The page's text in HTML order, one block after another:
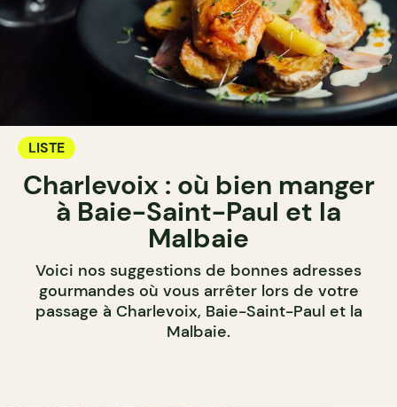
LISTE
Charlevoix : où bien manger
à Baie-Saint-Paul et la
Malbaie
Voici nos suggestions de bonnes adresses
gourmandes où vous arrêter lors de votre
passage à Charlevoix, Baie-Saint-Paul et la
Malbaie.